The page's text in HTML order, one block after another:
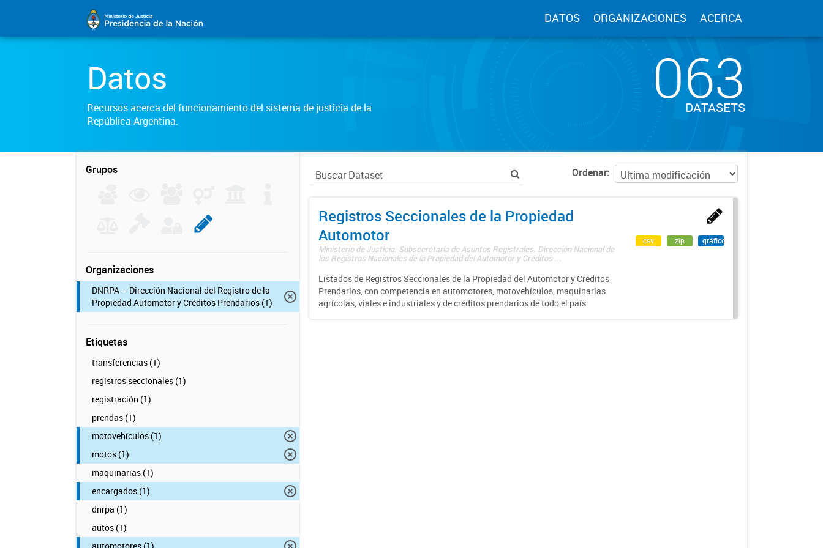
DATOS ORGANIZACIONES ACERCA
Datos
Recursos acerca del funcionamiento del sistema de justicia de la
República Argentina.
063
DATASETS
Grupos
Organizaciones
DNRPA – Dirección Nacional del Registro de la
Propiedad Automotor y Créditos Prendarios (1)
Etiquetas
transferencias (1)
registros seccionales (1)
registración (1)
prendas (1)
motovehículos (1)
motos (1)
maquinarias (1)
encargados (1)
dnrpa (1)
autos (1)
Ordenar
Registros Seccionales de la Propiedad
Automotor
Ministerio de Justicia. Subsecretaría de Asuntos Registrales. Dirección Nacional de
los Registros Nacionales de la Propiedad del Automotor y Créditos ...
Listados de Registros Seccionales de la Propiedad del Automotor y Créditos
Prendarios, con competencia en automotores, motovehículos, maquinarias
agrícolas, viales e industriales y de créditos prendarios de todo el país.
csv zip gráfico